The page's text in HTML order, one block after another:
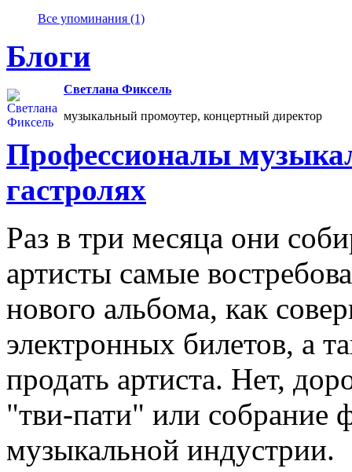
Все упоминания (1)
Блоги
Светлана Фиксель
музыкальный промоутер, концертный директор
Профессионалы
гастролях
Раз в три месяца они
артисты самые
нового альбома, как
электронных билетов, а
продать артиста. Нет,
"тви-пати" или собрание
музыкальной индустрии.